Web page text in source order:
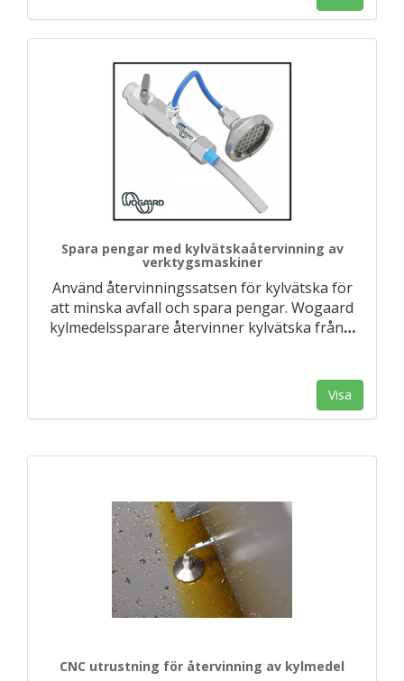
Spara pengar med kylvätskaåtervinning av
verktygsmaskiner
Använd återvinningssatsen för kylvätska för
att minska avfall och spara pengar. Wogaard
kylmedelssparare återvinner kylvätska från…
Visa
CNC utrustning för återvinning av kylmedel